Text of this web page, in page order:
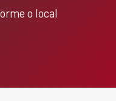
o local